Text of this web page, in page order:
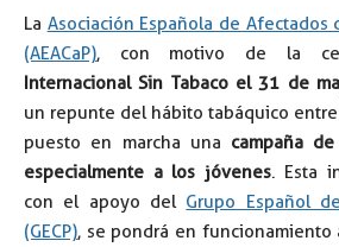
La Asociación Española de Afectados
(AEACaP), con motivo de la
Internacional Sin Tabaco el 31 de
un repunte del hábito tabáquico
puesto en marcha una campaña
especialmente a los jóvenes. Esta
con el apoyo del Grupo Español
(GECP), se pondrá en funcionamiento